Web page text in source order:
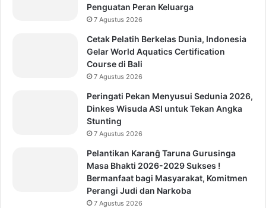
Penguatan Peran Keluarga
7 Agustus 2026
Cetak Pelatih Berkelas Dunia, Indonesia
Gelar World Aquatics Certification
Course di Bali
7 Agustus 2026
Peringati Pekan Menyusui Sedunia 2026,
Dinkes Wisuda ASI untuk Tekan Angka
Stunting
7 Agustus 2026
Pelantikan Karanĝ Taruna Gurusinga
Masa Bhakti 2026-2029 Sukses !
Bermanfaat bagi Masyarakat, Komitmen
Perangi Judi dan Narkoba
7 Agustus 2026